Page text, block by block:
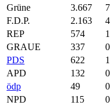
Grüne
3.667
F.D.P.
2.163
REP
574
GRAUE
337
PDS
622
APD
132
ödp
49
NPD
115